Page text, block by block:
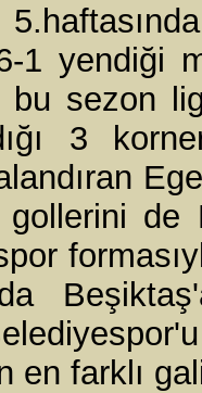
1 yendiği
bu sezon
3
de
en farklı